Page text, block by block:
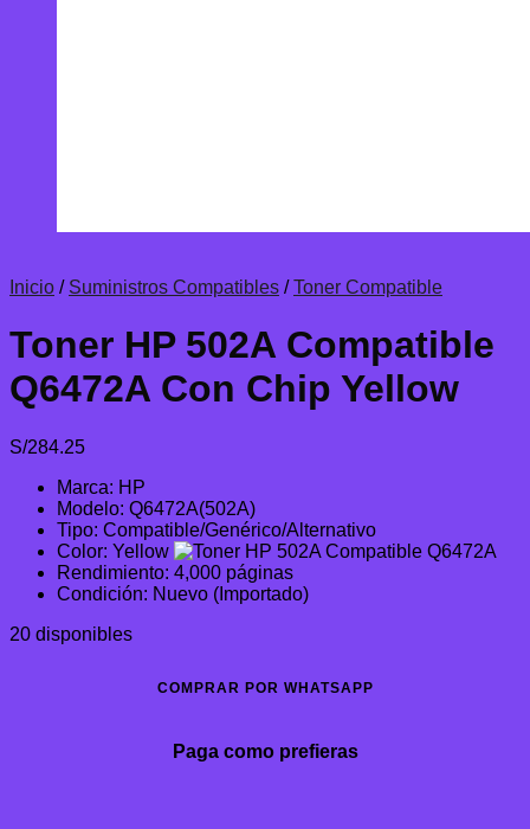
Inicio / Suministros Compatibles / Toner Compatible
Toner HP 502A Compatible
Q6472A Con Chip Yellow
S/284.25
Marca: HP
Modelo: Q6472A(502A)
Tipo: Compatible/Genérico/Alternativo
Color: Yellow
Rendimiento: 4,000 páginas
Condición: Nuevo (Importado)
20 disponibles
COMPRAR POR WHATSAPP
Paga como prefieras